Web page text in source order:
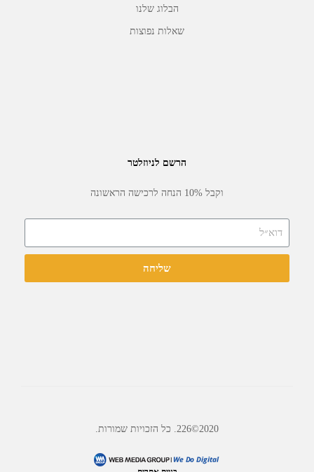
הבלוג שלנו
שאלות נפוצות
הרשם לניוזלטר
וקבל 10% הנחה לרכישה הראשונה
שליחה
2020©226. כל הזכויות שמורות.